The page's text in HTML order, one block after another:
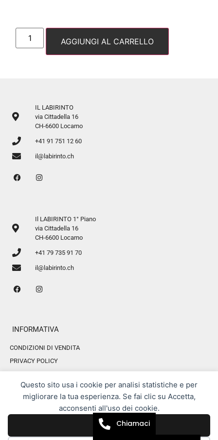
Questo sito usa i cookie per analisi statistiche e per
migliorare la tua esperienza. Se fai clic su Accetta,
acconsenti all'uso dei cookie.
Accetta
AGGIUNGI AL CARRELLO
IL LABIRINTO
via Cittadella 16
CH-6600 Locarno
+41 91 751 12 60
il@labirinto.ch
Il LABIRINTO 1° Piano
via Cittadella 16
CH-6600 Locarno
+41 79 735 91 70
il@labirinto.ch
INFORMATIVA
CONDIZIONI DI VENDITA
PRIVACY POLICY
All rights reserved. LABIRINTO.CH
AREA RISERVATA
Webmaster by Swiss Web Studio Chiamaci